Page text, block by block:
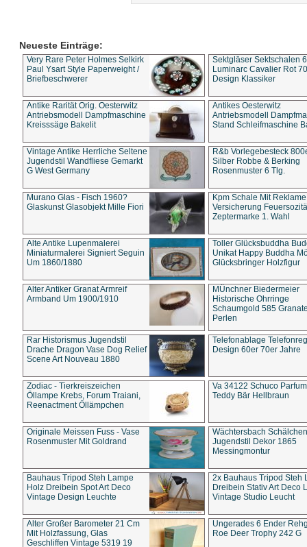
Neueste Einträge:
Very Rare Peter Holmes Selkirk
Paul Ysart Style Paperweight /
Briefbeschwerer
Sektgläser Sektschalen
Luminarc Cavalier Rot
Design Klassiker
Antike Rarität Orig. Oesterwitz
Antriebsmodell Dampfmaschine
Kreisssäge Bakelit
Antikes Oesterwitz
Antriebsmodell
Stand Schleifmaschine
Vintage Antike Herrliche Seltene
Jugendstil Wandfliese Gemarkt
G West Germany
R&b Vorlegebesteck
Silber Robbe & Berking
Rosenmuster 6 Tlg.
Murano Glas - Fisch 1960?
Glaskunst Glasobjekt Mille Fiori
Kpm Schale Mit Reklame
Versicherung
Zeptermarke 1. Wahl
Alte Antike Lupenmalerei
Miniaturmalerei Signiert Seguin
Um 1860/1880
Toller Glücksbuddha
Unikat Happy Buddha
Glücksbringer Holzfigur
Alter Antiker Granat Armreif
Armband Um 1900/1910
MÜnchner Biedermeier
Historische Ohrringe
Schaumgold 585
Perlen
Rar Historismus Jugendstil
Drache Dragon Vase Dog Relief
Scene Art Nouveau 1880
Telefonablage
Design 60er 70er Jahre
Zodiac - Tierkreiszeichen
Öllampe Krebs, Forum Traiani,
Reenactment Öllämpchen
Va 34122 Schuco
Teddy Bär Hellbraun
Originale Meissen Fuss - Vase
Rosenmuster Mit Goldrand
Wächtersbach Schälchen
Jugendstil Dekor 1865
Messingmontur
Bauhaus Tripod Steh Lampe
Holz Dreibein Spot Art Deco
Vintage Design Leuchte
2x Bauhaus Tripod Steh
Dreibein Stativ Art Deco
Vintage Studio Leucht
Alter Großer Barometer 21 Cm
Mit Holzfassung, Glas
Geschliffen Vintage 5319 19
Ungerades 6 Ender
Roe Deer Trophy 242 G